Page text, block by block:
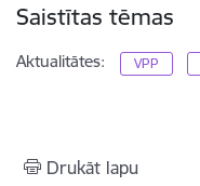
Saistītas tēmas
Aktualitātes: VPP
Drukāt lapu